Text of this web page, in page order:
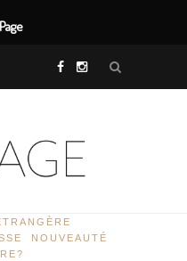
NOUVEAUTÉ